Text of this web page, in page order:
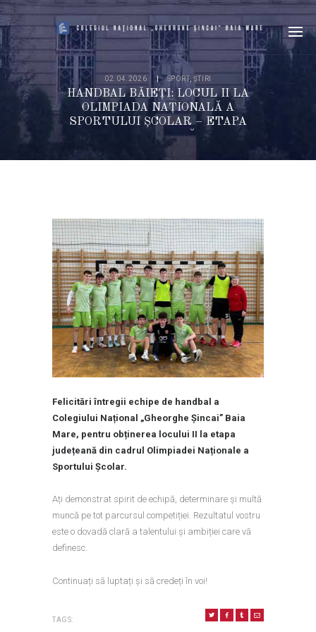
02.04.2026 SPORT,ȘTIRI
HANDBAL BĂIEȚI: LOCUL II LA
OLIMPIADA NAȚIONALĂ A
SPORTULUI ȘCOLAR – ETAPA
JUDEȚEANĂ
Felicitări întregii echipe de handbal a
Colegiului Național „Gheorghe Șincai” Baia
Mare, pentru obținerea locului II la etapa
județeană din cadrul Olimpiadei Naționale a
Sportului Școlar.
Ați demonstrat spirit de echipă, determinare și multă
muncă pe tot parcursul competiției. Rezultatul vostru
este o dovadă clară a talentului și ambiției care vă
definesc.
Continuați să luptați și să credeți în voi!
TAGS: